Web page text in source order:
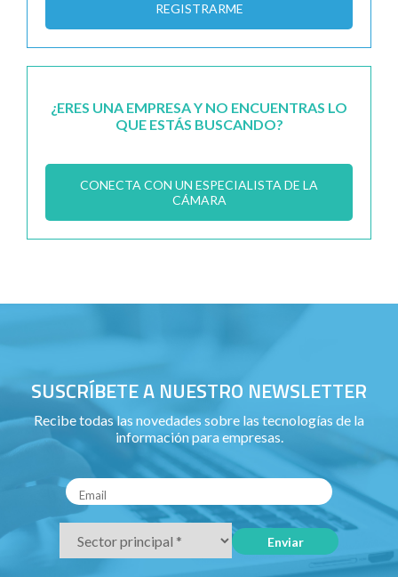
REGISTRARME
¿ERES UNA EMPRESA Y NO ENCUENTRAS LO
QUE ESTÁS BUSCANDO?
CONECTA CON UN ESPECIALISTA DE LA
CÁMARA
SUSCRÍBETE A NUESTRO NEWSLETTER
Recibe todas las novedades sobre las tecnologías de la
información para empresas.